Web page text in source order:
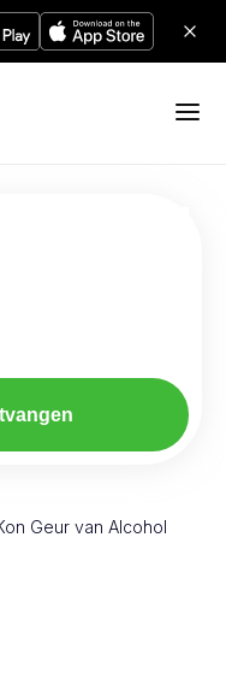
Geur van Alcohol